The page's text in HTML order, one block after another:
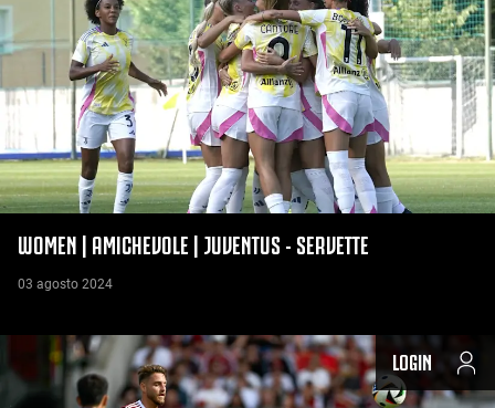
WOMEN | AMICHEVOLE | JUVENTUS - SERVETTE
03 agosto 2024
LOGIN